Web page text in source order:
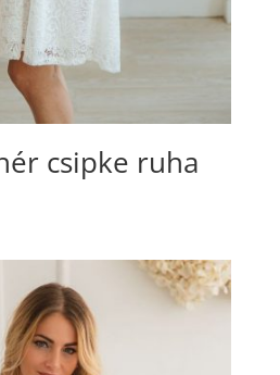
csipke ruha